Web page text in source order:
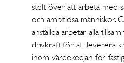
stolt över att arbeta med
och ambitiösa människor.
anställda arbetar alla
drivkraft för att leverera
inom värdekedjan för